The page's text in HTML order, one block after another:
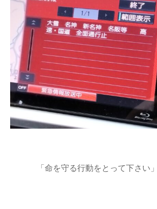
「命を守る行動をとって下さい